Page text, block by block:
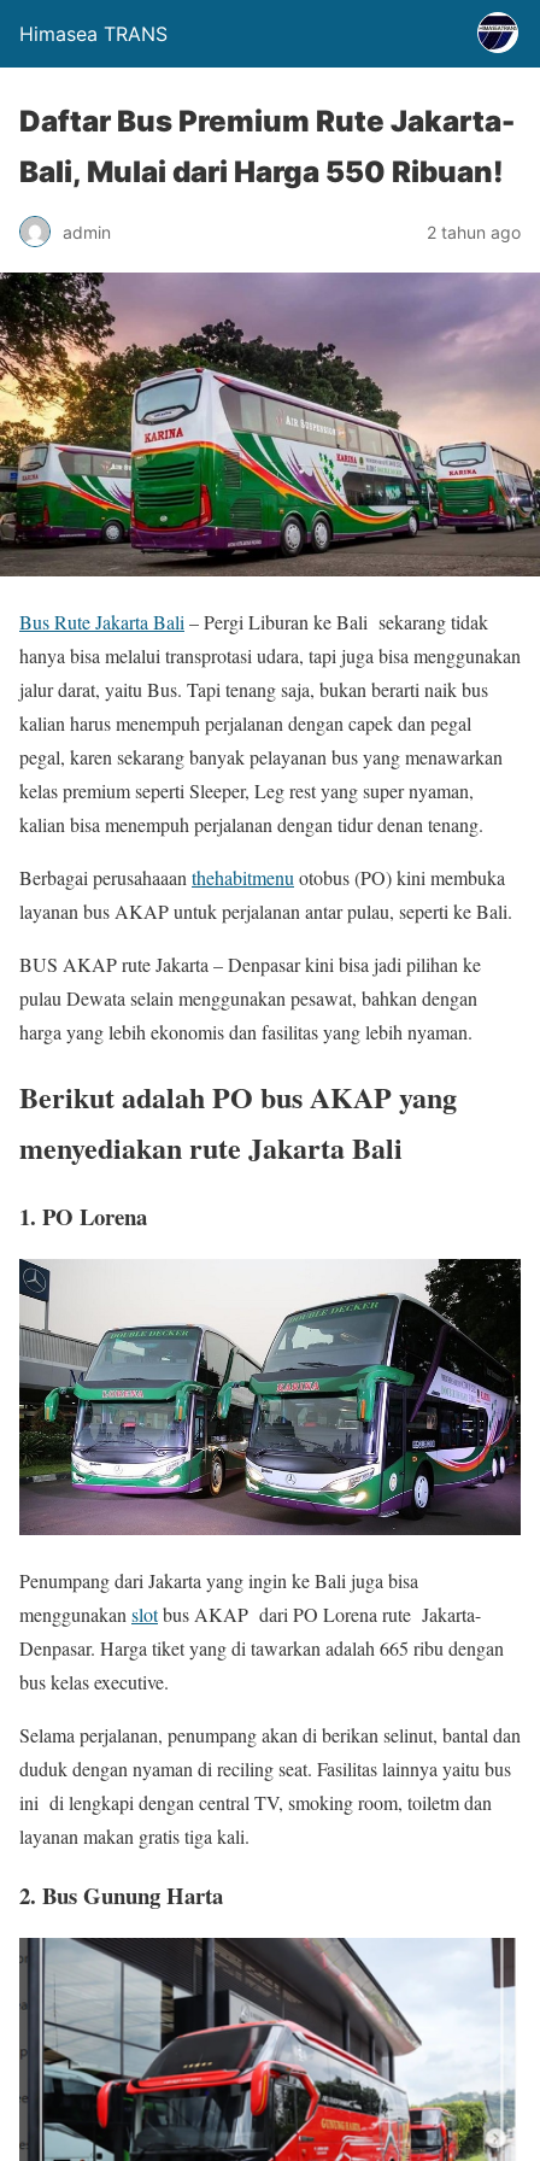
Himasea TRANS
Daftar Bus Premium Rute Jakarta-
Bali, Mulai dari Harga 550 Ribuan!
admin 2 tahun ago
Bus Rute Jakarta Bali – Pergi Liburan ke Bali sekarang tidak
hanya bisa melalui transprotasi udara, tapi juga bisa menggunakan
jalur darat, yaitu Bus. Tapi tenang saja, bukan berarti naik bus
kalian harus menempuh perjalanan dengan capek dan pegal
pegal, karen sekarang banyak pelayanan bus yang menawarkan
kelas premium seperti Sleeper, Leg rest yang super nyaman,
kalian bisa menempuh perjalanan dengan tidur denan tenang.
Berbagai perusahaaan thehabitmenu otobus (PO) kini membuka
layanan bus AKAP untuk perjalanan antar pulau, seperti ke Bali.
BUS AKAP rute Jakarta – Denpasar kini bisa jadi pilihan ke
pulau Dewata selain menggunakan pesawat, bahkan dengan
harga yang lebih ekonomis dan fasilitas yang lebih nyaman.
Berikut adalah PO bus AKAP yang
menyediakan rute Jakarta Bali
1. PO Lorena
Penumpang dari Jakarta yang ingin ke Bali juga bisa
menggunakanslotbus AKAP dari PO Lorena rute Jakarta-
Denpasar. Harga tiket yang di tawarkan adalah 665 ribu dengan
bus kelas executive.
Selama perjalanan, penumpang akan di berikan selinut, bantal dan
duduk dengan nyaman di reciling seat. Fasilitas lainnya yaitu bus
ini di lengkapi dengan central TV, smoking room, toiletm dan
layanan makan gratis tiga kali.
2. Bus Gunung Harta